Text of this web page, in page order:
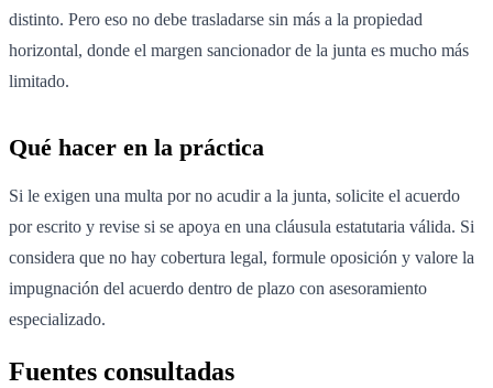
distinto. Pero eso no debe trasladarse sin más a la propiedad
horizontal, donde el margen sancionador de la junta es mucho más
limitado.
Qué hacer en la práctica
Si le exigen una multa por no acudir a la junta, solicite el acuerdo
por escrito y revise si se apoya en una cláusula estatutaria válida. Si
considera que no hay cobertura legal, formule oposición y valore la
impugnación del acuerdo dentro de plazo con asesoramiento
especializado.
Fuentes consultadas